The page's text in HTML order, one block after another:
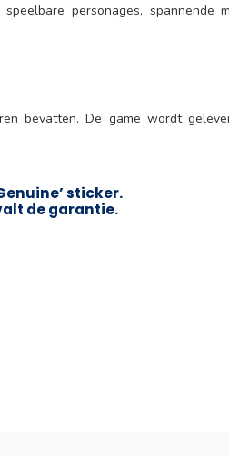
personages, spannende
bevatten. De game wordt
sticker.
de garantie.